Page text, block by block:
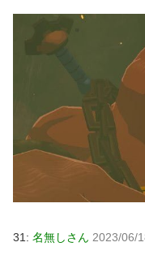
31: 名無しさん 2023/06/